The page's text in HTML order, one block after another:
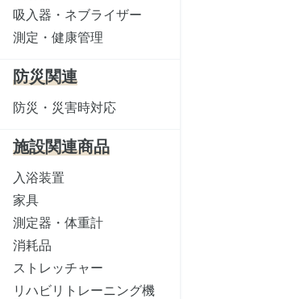
吸入器・ネブライザー
測定・健康管理
防災関連
防災・災害時対応
施設関連商品
入浴装置
家具
測定器・体重計
消耗品
ストレッチャー
リハビリトレーニング機